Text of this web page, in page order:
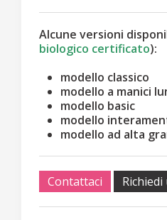
Alcune versioni
biologico certificato):
modello classico
modello a manici
modello basic
modello
modello ad alta
Contattaci